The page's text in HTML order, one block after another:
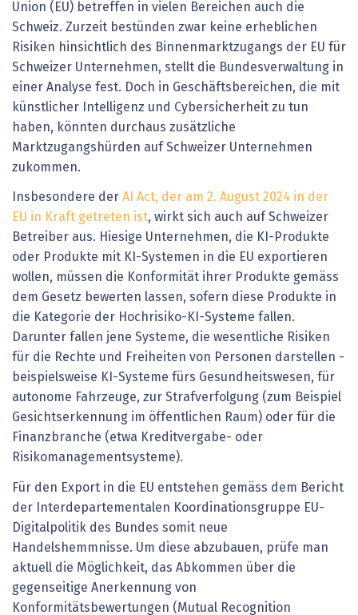
Union (EU) betreffen in vielen Bereichen auch die
Schweiz. Zurzeit bestünden zwar keine erheblichen
Risiken hinsichtlich des Binnenmarktzugangs der EU für
Schweizer Unternehmen, stellt die Bundesverwaltung in
einer Analyse fest. Doch in Geschäftsbereichen, die mit
künstlicher Intelligenz und Cybersicherheit zu tun
haben, könnten durchaus zusätzliche
Marktzugangshürden auf Schweizer Unternehmen
zukommen.
Insbesondere der AI Act, der am 2. August 2024 in der
EU in Kraft getreten ist, wirkt sich auch auf Schweizer
Betreiber aus. Hiesige Unternehmen, die KI-Produkte
oder Produkte mit KI-Systemen in die EU exportieren
wollen, müssen die Konformität ihrer Produkte gemäss
dem Gesetz bewerten lassen, sofern diese Produkte in
die Kategorie der Hochrisiko-KI-Systeme fallen.
Darunter fallen jene Systeme, die wesentliche Risiken
für die Rechte und Freiheiten von Personen darstellen -
beispielsweise KI-Systeme fürs Gesundheitswesen, für
autonome Fahrzeuge, zur Strafverfolgung (zum Beispiel
Gesichtserkennung im öffentlichen Raum) oder für die
Finanzbranche (etwa Kreditvergabe- oder
Risikomanagementsysteme).
Für den Export in die EU entstehen gemäss dem Bericht
der Interdepartementalen Koordinationsgruppe EU-
Digitalpolitik des Bundes somit neue
Handelshemmnisse. Um diese abzubauen, prüfe man
aktuell die Möglichkeit, das Abkommen über die
gegenseitige Anerkennung von
Konformitätsbewertungen (Mutual Recognition